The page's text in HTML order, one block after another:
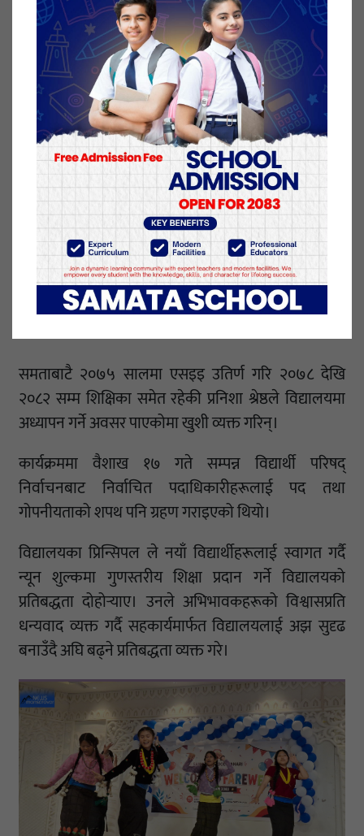
बिदाइ मन्तव्यका क्रममा नर्सरीदेखि कक्षा १० सम्म समतामै
अध्ययन गरेकी छात्रा मेलिना फुयाल भावुक बनेकी थिइन्।
उनले विद्यालयप्रति गर्व व्यक्त गर्दै भनिन्, “हाम्रो विद्यालयलाई
कतिपयले न्यून शुल्कको विद्यालय भनेर कम आँक्ने गरेका
छन्। तर एसईईको नतिजाले विद्यालयको गुणस्तर प्रमाणित
गरेको छ। मलाई समताको विद्यार्थी भन्न सदैव गर्व हुनेछ। यो
मेरो दोस्रो घर थियो, हो र रहिरहनेछ।”
अभिभावकका तर्फबाट युनिक आचार्यका बुबाले विद्यालयको
कार्यसम्पादनप्रति सन्तुष्टि व्यक्त गरे। त्यसैगरी बिदि श्रेष्ठका
बुबाले आफ्नी छोरीलाई नर्सरीदेखि कक्षा १० सम्म समतामा
अध्ययन गराउन पाएकोमा गर्व लागेको बताए। विद्यालयले
विद्यार्थीको समग्र बिकासमा उत्कृष्ट भुमिका खेलेकोमा तारिफ
गरे।
समताबाटै २०७५ सालमा एसइइ उतिर्ण गरि २०७८ देखि
२०८२ सम्म शिक्षिका समेत रहेकी प्रनिशा श्रेष्ठले विद्यालयमा
अध्यापन गर्ने अवसर पाएकोमा खुशी व्यक्त गरिन्।
कार्यक्रममा वैशाख १७ गते सम्पन्न विद्यार्थी परिषद्
निर्वाचनबाट निर्वाचित पदाधिकारीहरूलाई पद तथा
गोपनीयताको शपथ पनि ग्रहण गराइएको थियो।
विद्यालयका प्रिन्सिपल ले नयाँ विद्यार्थीहरूलाई स्वागत गर्दै
न्यून शुल्कमा गुणस्तरीय शिक्षा प्रदान गर्ने विद्यालयको
प्रतिबद्धता दोहोर्‍याए। उनले अभिभावकहरूको विश्वासप्रति
धन्यवाद व्यक्त गर्दै सहकार्यमार्फत विद्यालयलाई अझ सुदृढ
बनाउँदै अघि बढ्ने प्रतिबद्धता व्यक्त गरे।